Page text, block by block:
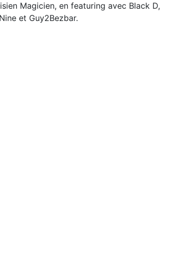
Magicien, en featuring avec Black D,
et Guy2Bezbar.